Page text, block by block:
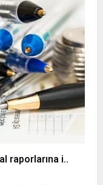
raporlarına i..